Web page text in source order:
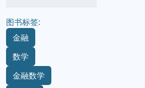
图书标签:
金融
数学
金融数学